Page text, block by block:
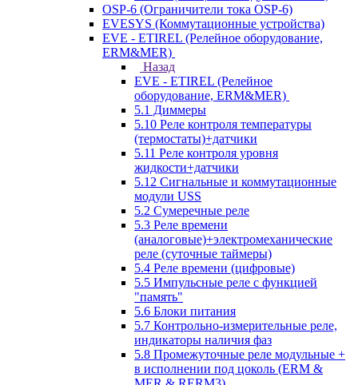
OSP-6 (Ограничители тока OSP-6)
EVESYS (Коммутационные устройства)
EVE - ETIREL (Релейное оборудование,
ERM&MER)
Назад
EVE - ETIREL (Релейное
оборудование, ERM&MER)
5.1 Диммеры
5.10 Реле контроля температуры
(термостаты)+датчики
5.11 Реле контроля уровня
жидкости+датчики
5.12 Сигнальные и коммутационные
модули USS
5.2 Сумеречные реле
5.3 Реле времени
(аналоговые)+электромеханические
реле (суточные таймеры)
5.4 Реле времени (цифровые)
5.5 Импульсные реле с функцией
"память"
5.6 Блоки питания
5.7 Контрольно-измерительные реле,
индикаторы наличия фаз
5.8 Промежуточные реле модульные +
в исполнении под цоколь (ERM &